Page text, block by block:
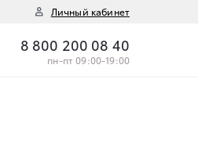
Личный кабинет
8 800 200 08 40
пн-пт 09:00-19:00